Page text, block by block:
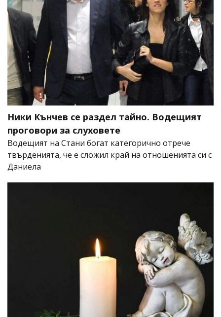
Ники Кънчев се раздел тайно. Водещият
проговори за слуховете
Водещият на Стани богат категорично отрече
твърденията, че е сложил край на отношенията си с
Даниела